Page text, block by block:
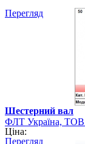
Перегляд
Шестерний вал
ФЛТ Україна, ТОВ:
навантажувально-
Ціна:
Перегляд